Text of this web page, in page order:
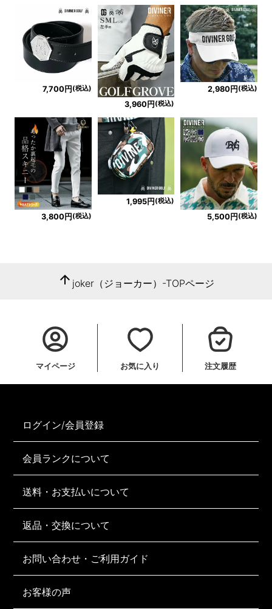
7,700円 (税込)
3,960円 (税込)
2,980円 (税込)
3,800円 (税込)
1,995円 (税込)
5,500円 (税込)
arrow_upward joker（ジョーカー）-TOPページ
マイページ お気に入り 注文履歴
ログイン/会員登録
会員ランクについて
送料・お支払いについて
返品・交換について
お問い合わせ・ご利用ガイド
お客様の声